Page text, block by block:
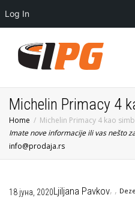
Log In
Michelin Primacy 4
Home
Michelin Primacy 4 kao
Imate nove informacije ili vas nešto
info@prodaja.rs
Ljiljana Pavkov,
18 јуна, 2020 ,